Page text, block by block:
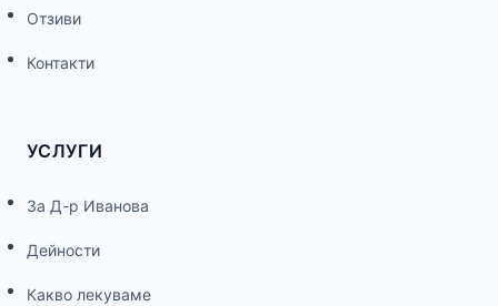
Отзиви
Контакти
УСЛУГИ
За Д-р Иванова
Дейности
Какво лекуваме